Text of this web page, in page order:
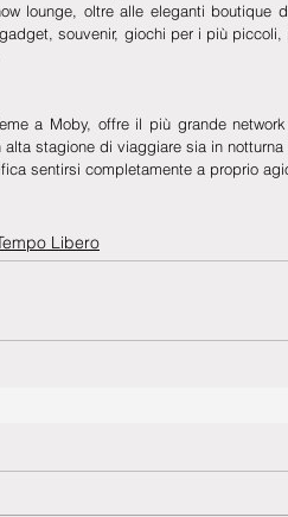
lounge, oltre alle eleganti boutique
souvenir, giochi per i più
a Moby, offre il più grande
alta stagione di viaggiare sia in
sentirsi completamente a proprio
Libero